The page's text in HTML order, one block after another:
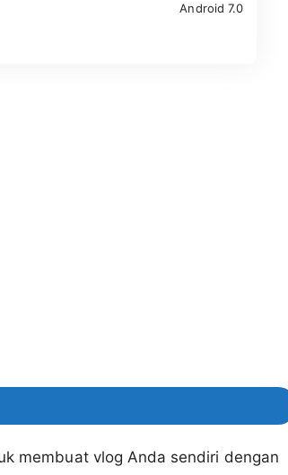
Android 7.0
membuat vlog Anda sendiri dengan